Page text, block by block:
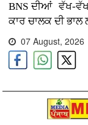
BNS ਦੀਆਂ ਵੱਖ-
ਕਾਰ ਚਾਲਕ ਦੀ
07 August, 2026